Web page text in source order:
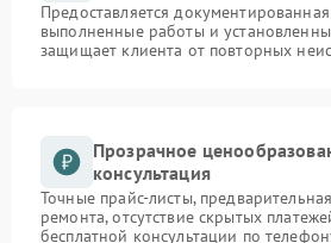
Предоставляется
выполненные работы и
защищает клиента от повторных
Прозрачное
консультация
Точные прайс-листы,
ремонта, отсутствие скрытых
бесплатной консультации по